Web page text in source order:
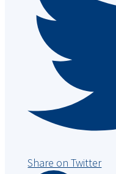
Share on Twitter